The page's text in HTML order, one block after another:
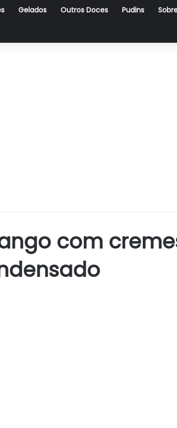
Gelados Outros Doces Pudins
com